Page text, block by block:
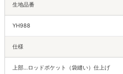
生地品番
YH988
仕様
上部…ロッドポケット（袋縫い）仕上げ